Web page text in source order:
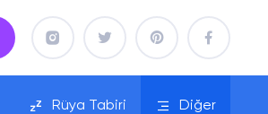
Rüya Tabiri Diğer